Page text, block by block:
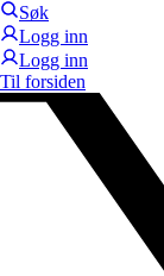
Søk
Logg inn
Logg inn
Til forsiden